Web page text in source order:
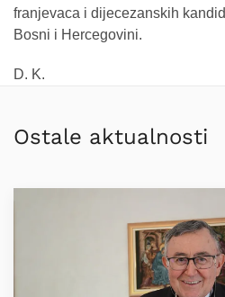
franjevaca i dijecezanskih
Bosni i Hercegovini.
D. K.
Ostale aktualnosti